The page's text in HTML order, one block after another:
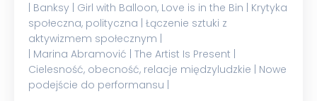
| Banksy | Girl with Balloon, Love is in the Bin | Krytyka
społeczna, polityczna | Łączenie sztuki z
aktywizmem społecznym |
| Marina Abramović | The Artist Is Present |
Cielesność, obecność, relacje międzyludzkie | Nowe
podejście do performansu |